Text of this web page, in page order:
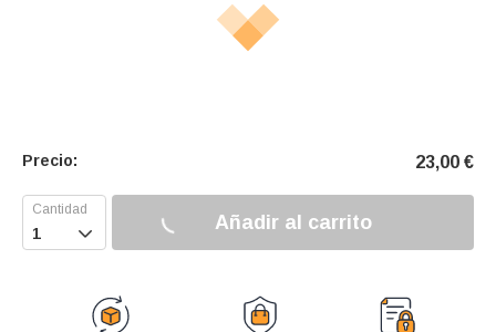
Precio: 23,00 €
 Añadir al carrito